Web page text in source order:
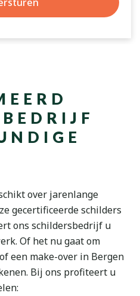
over jarenlange
gecertificeerde schilders
ons schildersbedrijf u
Of het nu gaat om
een make-over in Bergen
Bij ons profiteert u